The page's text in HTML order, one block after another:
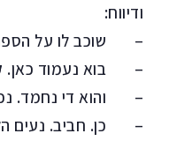
ודיווח:
– שוכב לו על הספה
– בוא נעמוד כאן.
– והוא די נחמד.
– כן. חביב. נעים